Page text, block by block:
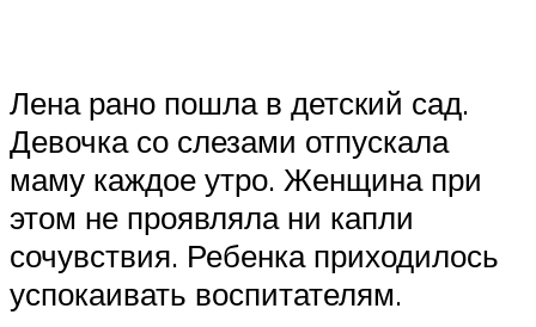
Лена рано пошла в детский сад.
Девочка со слезами отпускала
маму каждое утро. Женщина при
этом не проявляла ни капли
сочувствия. Ребенка приходилось
успокаивать воспитателям.